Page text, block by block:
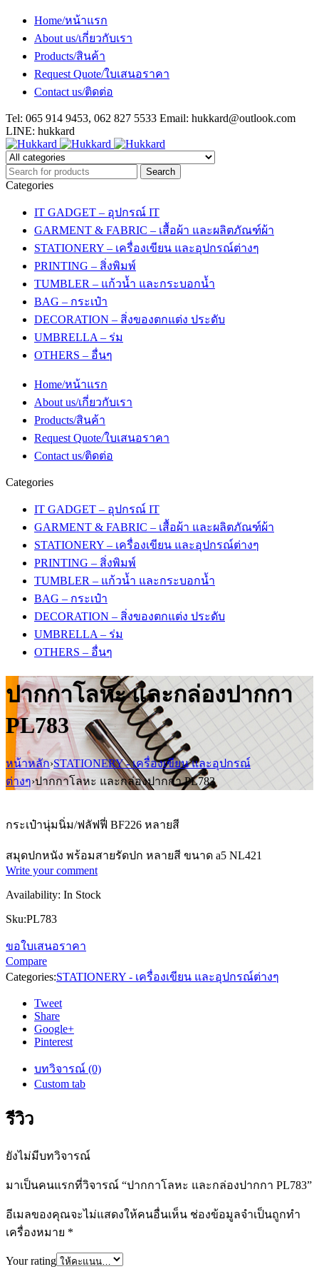
Home/หน้าแรก
About us/เกี่ยวกับเรา
Products/สินค้า
Request Quote/ใบเสนอราคา
Contact us/ติดต่อ
Tel: 065 914 9453, 062 827 5533 Email: hukkard@outlook.com
LINE: hukkard
Categories
IT GADGET – อุปกรณ์ IT
GARMENT & FABRIC – เสื้อผ้า และผลิตภัณฑ์ผ้า
STATIONERY – เครื่องเขียน และอุปกรณ์ต่างๆ
PRINTING – สิ่งพิมพ์
TUMBLER – แก้วน้ำ และกระบอกน้ำ
BAG – กระเป๋า
DECORATION – สิ่งของตกแต่ง ประดับ
UMBRELLA – ร่ม
OTHERS – อื่นๆ
Home/หน้าแรก
About us/เกี่ยวกับเรา
Products/สินค้า
Request Quote/ใบเสนอราคา
Contact us/ติดต่อ
Categories
IT GADGET – อุปกรณ์ IT
GARMENT & FABRIC – เสื้อผ้า และผลิตภัณฑ์ผ้า
STATIONERY – เครื่องเขียน และอุปกรณ์ต่างๆ
PRINTING – สิ่งพิมพ์
TUMBLER – แก้วน้ำ และกระบอกน้ำ
BAG – กระเป๋า
DECORATION – สิ่งของตกแต่ง ประดับ
UMBRELLA – ร่ม
OTHERS – อื่นๆ
ปากกาโลหะ และกล่องปากกา
PL783
หน้าหลัก›STATIONERY - เครื่องเขียน และอุปกรณ์
ต่างๆ›ปากกาโลหะ และกล่องปากกา PL783
กระเป๋านุ่มนิ่ม/ฟลัฟฟี่ BF226 หลายสี
สมุดปกหนัง พร้อมสายรัดปก หลายสี ขนาด a5 NL421
Write your comment
Availability: In Stock
Sku:PL783
ขอใบเสนอราคา
Compare
Categories:STATIONERY - เครื่องเขียน และอุปกรณ์ต่างๆ
Tweet
Share
Google+
Pinterest
บทวิจารณ์ (0)
Custom tab
รีวิว
ยังไม่มีบทวิจารณ์
มาเป็นคนแรกที่วิจารณ์ “ปากกาโลหะ และกล่องปากกา PL783”
อีเมลของคุณจะไม่แสดงให้คนอื่นเห็น ช่องข้อมูลจำเป็นถูกทำ
เครื่องหมาย *
Your rating